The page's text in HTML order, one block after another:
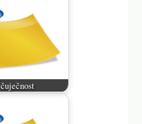
čuječnost